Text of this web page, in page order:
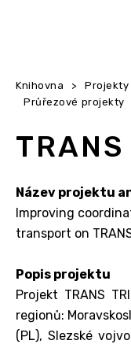
Knihovna > Projekty
Průřezové projekty
Název projektu
Improving
transport on
Popis projektu
Projekt TRANS
regionů:
(PL), Slezské